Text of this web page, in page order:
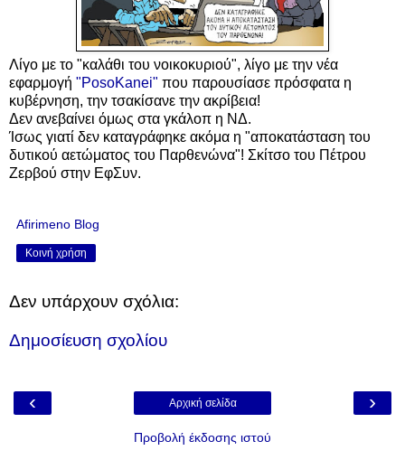
Λίγο με το "καλάθι του νοικοκυριού", λίγο με την νέα
εφαρμογή "PosoKanei" που παρουσίασε πρόσφατα η
κυβέρνηση, την τσακίσανε την ακρίβεια!
Δεν ανεβαίνει όμως στα γκάλοπ η ΝΔ.
Ίσως γιατί δεν καταγράφηκε ακόμα η "αποκατάσταση του
δυτικού αετώματος του Παρθενώνα"! Σκίτσο του Πέτρου
Ζερβού στην ΕφΣυν.
Afirimeno Blog
Κοινή χρήση
Δεν υπάρχουν σχόλια:
Δημοσίευση σχολίου
‹ ›
Αρχική σελίδα
Προβολή έκδοσης ιστού